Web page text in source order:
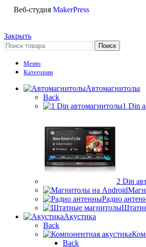
Веб-студия MakerPress
Закрыть
Поиск
Меню
Категории
Автомагнитолы
Back
1 Din
2 Din
Радио
Акустика
Back
Back